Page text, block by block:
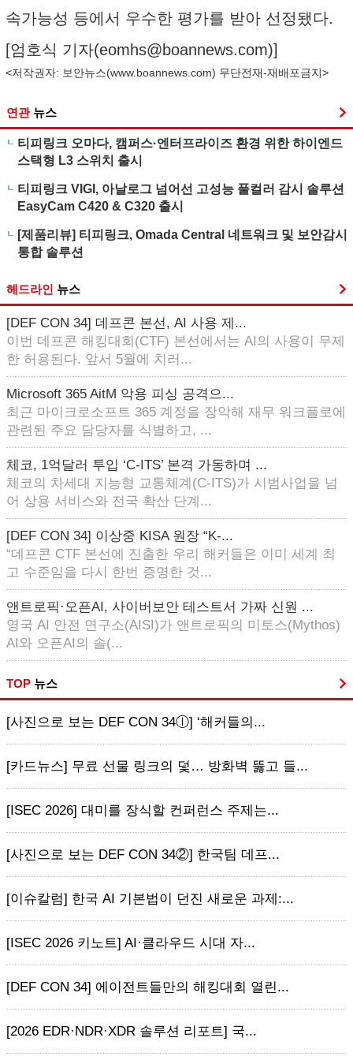
속가능성 등에서 우수한 평가를 받아 선정됐다.
[엄호식 기자(eomhs@boannews.com)]
<저작권자: 보안뉴스(www.boannews.com) 무단전재-재배포금지>
연관 뉴스
티피링크 오마다, 캠퍼스·엔터프라이즈 환경 위한 하이엔드
스택형 L3 스위치 출시
티피링크 VIGI, 아날로그 넘어선 고성능 풀컬러 감시 솔루션
EasyCam C420 & C320 출시
[제품리뷰] 티피링크, Omada Central 네트워크 및 보안감시
통합 솔루션
헤드라인 뉴스
[DEF CON 34] 데프콘 본선, AI 사용 제...
이번 데프콘 해킹대회(CTF) 본선에서는 AI의 사용이 무제
한 허용된다. 앞서 5월에 치러...
Microsoft 365 AitM 악용 피싱 공격으...
최근 마이크로소프트 365 계정을 장악해 재무 워크플로에
관련된 주요 담당자를 식별하고, ...
체코, 1억달러 투입 ‘C-ITS’ 본격 가동하며 ...
체코의 차세대 지능형 교통체계(C-ITS)가 시범사업을 넘
어 상용 서비스와 전국 확산 단계...
[DEF CON 34] 이상중 KISA 원장 “K-...
“데프콘 CTF 본선에 진출한 우리 해커들은 이미 세계 최
고 수준임을 다시 한번 증명한 것...
앤트로픽·오픈AI, 사이버보안 테스트서 가짜 신원 ...
영국 AI 안전 연구소(AISI)가 앤트로픽의 미토스(Mythos)
AI와 오픈AI의 솔(...
TOP 뉴스
[사진으로 보는 DEF CON 34ⓛ] ‘해커들의...
[카드뉴스] 무료 선물 링크의 덫… 방화벽 뚫고 들...
[ISEC 2026] 대미를 장식할 컨퍼런스 주제는...
[사진으로 보는 DEF CON 34②] 한국팀 데프...
[이슈칼럼] 한국 AI 기본법이 던진 새로운 과제:...
[ISEC 2026 키노트] AI·클라우드 시대 자...
[DEF CON 34] 에이전트들만의 해킹대회 열린...
[2026 EDR·NDR·XDR 솔루션 리포트] 국...